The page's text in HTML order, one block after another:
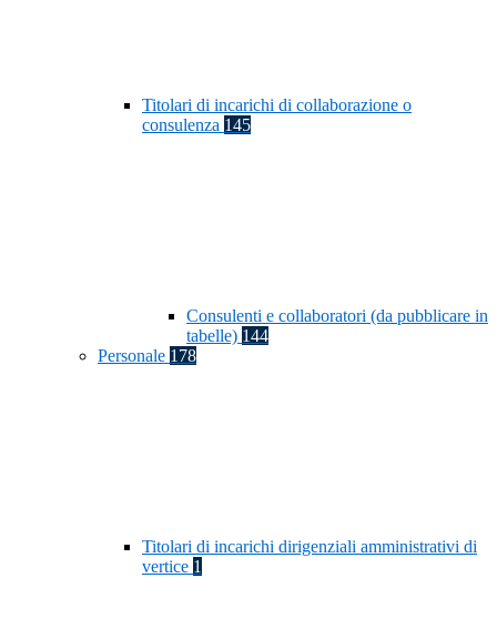
Titolari di incarichi di collaborazione o
consulenza 145
Consulenti e collaboratori (da pubblicare in
tabelle) 144
Personale 178
Titolari di incarichi dirigenziali amministrativi di
vertice 1